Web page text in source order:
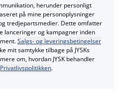
herunder personligt
på mine personoplysninger
tredjepartsmedier. Dette omfatter
lanceringer og kampagner inden
Salgs- og leveringsbetingelser
mit samtykke tilbage på JYSKs
om, hvordan JYSK behandler
Privatlivspolitikken.